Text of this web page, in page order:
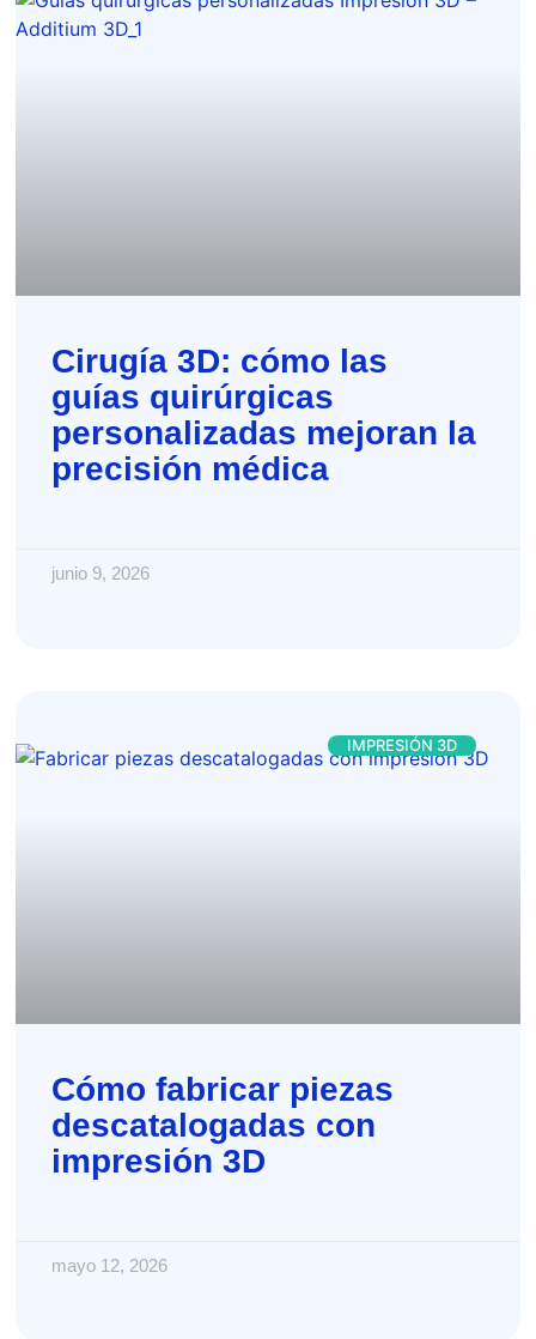
Cirugía 3D: cómo las
guías quirúrgicas
personalizadas mejoran la
precisión médica
junio 9, 2026
IMPRESIÓN 3D
Cómo fabricar piezas
descatalogadas con
impresión 3D
mayo 12, 2026